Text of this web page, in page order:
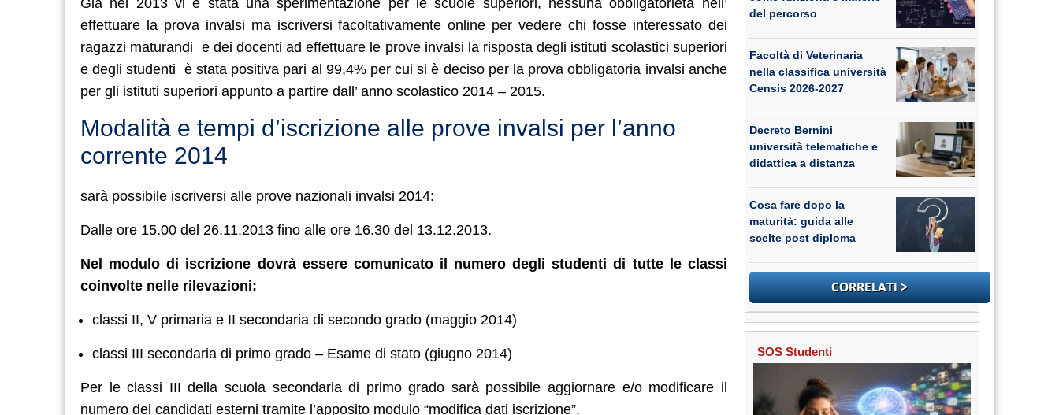
effettuare la prova invalsi ma iscriversi facoltativamente online per vedere chi fosse interessato dei
ragazzi maturandi e dei docenti ad effettuare le prove invalsi la risposta degli istituti scolastici superiori
e degli studenti è stata positiva pari al 99,4% per cui si è deciso per la prova obbligatoria invalsi anche
per gli istituti superiori appunto a partire dall’ anno scolastico 2014 – 2015.
Modalità e tempi d’iscrizione alle prove invalsi per l’anno
corrente 2014
sarà possibile iscriversi alle prove nazionali invalsi 2014:
Dalle ore 15.00 del 26.11.2013 fino alle ore 16.30 del 13.12.2013.
Nel modulo di iscrizione dovrà essere comunicato il numero degli studenti di tutte le classi
coinvolte nelle rilevazioni:
classi II, V primaria e II secondaria di secondo grado (maggio 2014)
classi III secondaria di primo grado – Esame di stato (giugno 2014)
Per le classi III della scuola secondaria di primo grado sarà possibile aggiornare e/o modificare il
numero dei candidati esterni tramite l’apposito modulo “modifica dati iscrizione”.
del percorso
Facoltà di Veterinaria
nella classifica università
Censis 2026-2027
Decreto Bernini
università telematiche e
didattica a distanza
Cosa fare dopo la
maturità: guida alle
scelte post diploma
SOS Studenti